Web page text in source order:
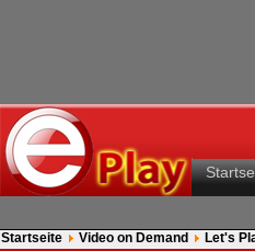
Startseite Video on Demand Let's